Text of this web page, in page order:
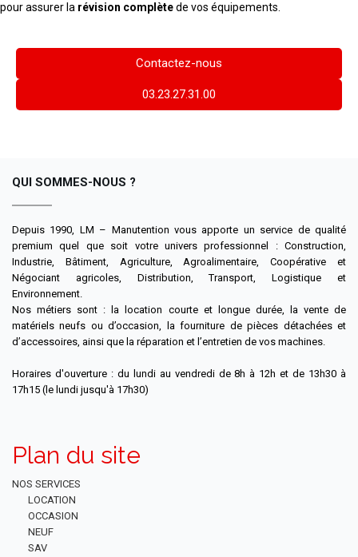
pour assurer la révision complètede vos équipements.
Contactez-nous
03.23.27.31.00
QUI SOMMES-NOUS ?
Depuis 1990, LM – Manutention vous apporte un service de qualité
premium quel que soit votre univers professionnel : Construction,
Industrie, Bâtiment, Agriculture, Agroalimentaire, Coopérative et
Négociant agricoles, Distribution, Transport, Logistique et
Environnement.
Nos métiers sont : la location courte et longue durée, la vente de
matériels neufs ou d’occasion, la fourniture de pièces détachées et
d’accessoires, ainsi que la réparation et l’entretien de vos machines.
Horaires d'ouverture : du lundi au vendredi de 8h à 12h et de 13h30 à
17h15 (le lundi jusqu'à 17h30)
Plan du site
NOS SERVICES
LOCATION
OCCASION
NEUF
SAV